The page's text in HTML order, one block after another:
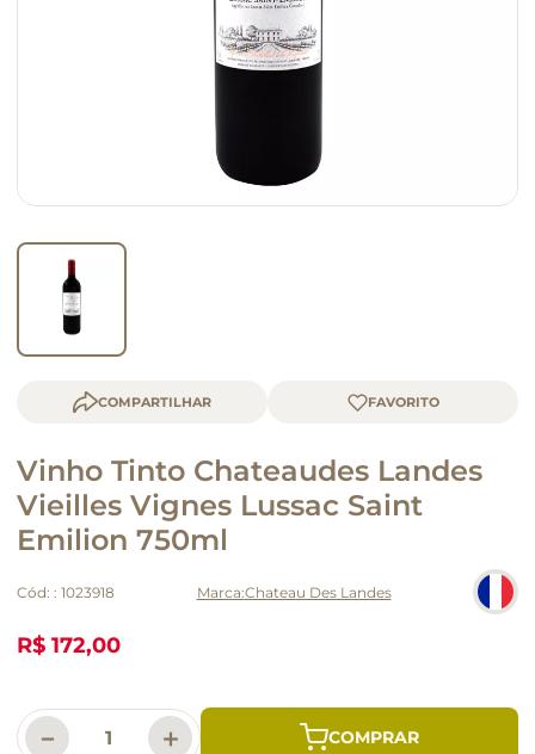
COMPARTILHAR
Vinho Tinto Chateaudes Landes
Vieilles Vignes Lussac Saint
Emilion 750ml
Cód: : 1023918 Chateau Des Landes
R$ 172,00
＋
－